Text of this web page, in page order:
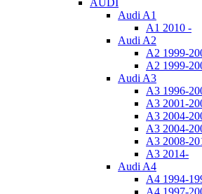
Audi A1
A1 2010 -
Audi A2
A2 1999-
A2 1999-
Audi A3
A3 1996-
A3 2001-
A3 2004-
A3 2004-
A3 2008-
A3 2014-
Audi A4
A4 1994-
A4 1997-